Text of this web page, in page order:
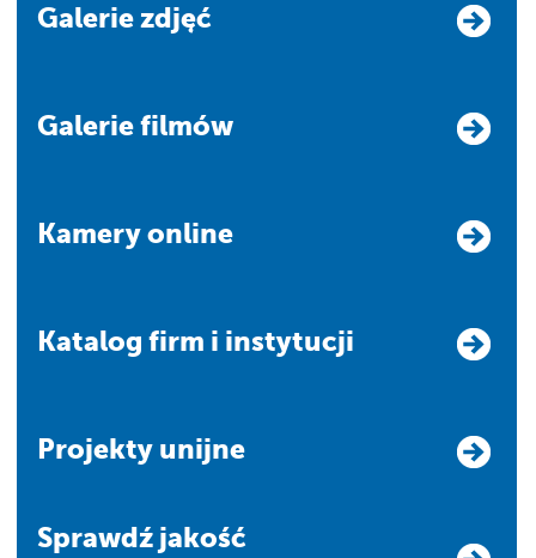
Galerie zdjęć
Galerie filmów
Kamery online
Katalog firm i instytucji
Projekty unijne
Sprawdź jakość